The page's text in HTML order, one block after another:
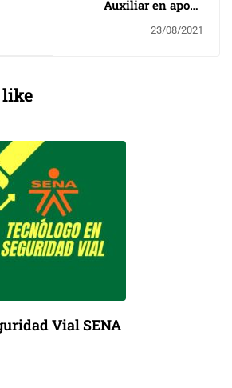
Auxiliar en apoyo
servicios
23/08/2021
like
Vial SENA